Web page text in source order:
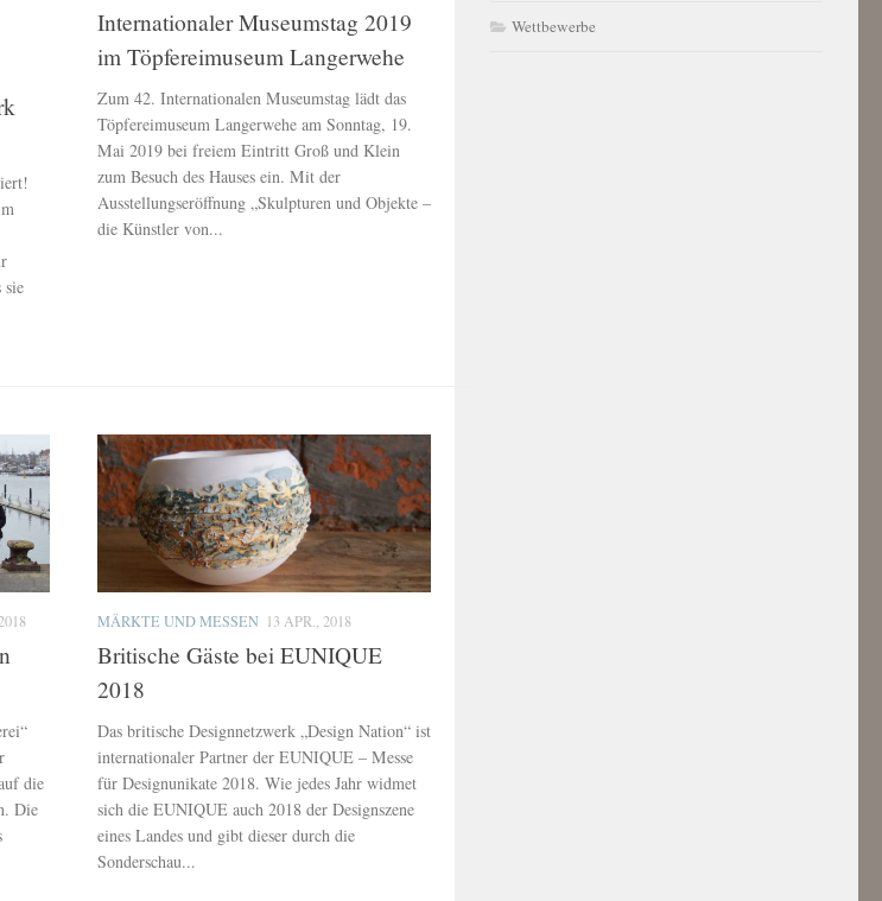
sie
Internationaler Museumstag 2019
im Töpfereimuseum Langerwehe
Zum 42. Internationalen Museumstag lädt das
Töpfereimuseum Langerwehe am Sonntag, 19.
Mai 2019 bei freiem Eintritt Groß und Klein
zum Besuch des Hauses ein. Mit der
Ausstellungseröffnung „Skulpturen und Objekte –
die Künstler von...
die
Die
MÄRKTE UND MESSEN 13 APR., 2018
Britische Gäste bei EUNIQUE
2018
Das britische Designnetzwerk „Design Nation“ ist
internationaler Partner der EUNIQUE – Messe
für Designunikate 2018. Wie jedes Jahr widmet
sich die EUNIQUE auch 2018 der Designszene
eines Landes und gibt dieser durch die
Sonderschau...
Wettbewerbe